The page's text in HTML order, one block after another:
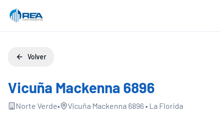
Volver
Vicuña Mackenna 6896
Norte Verde• Vicuña Mackenna 6896• La Florida